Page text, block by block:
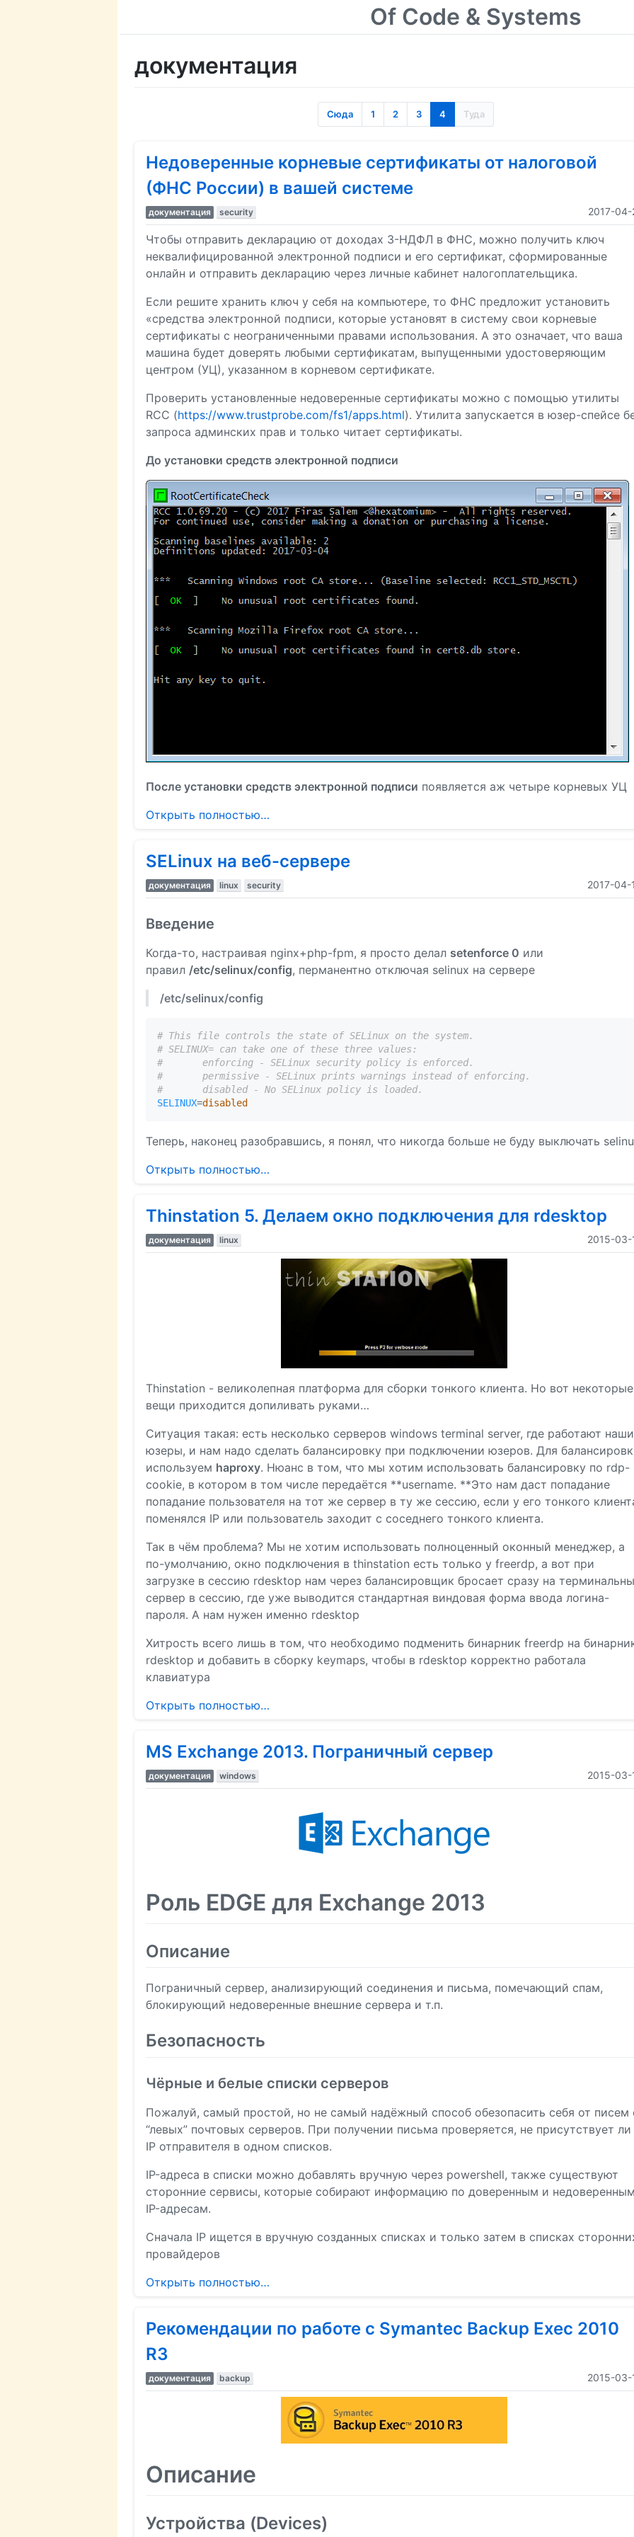
Of Code & Systems
документация
Сюда 1 2 3 4 Туда
Недоверенные корневые сертификаты от налоговой
(ФНС России) в вашей системе
документация security 2017-04-
Чтобы отправить декларацию от доходах 3-НДФЛ в ФНС, можно получить ключ
неквалифицированной электронной подписи и его сертификат, сформированные
онлайн и отправить декларацию через личные кабинет налогоплательщика.
Если решите хранить ключ у себя на компьютере, то ФНС предложит установить
«средства электронной подписи, которые установят в систему свои корневые
сертификаты с неограниченными правами использования. А это означает, что ваша
машина будет доверять любыми сертификатам, выпущенными удостоверяющим
центром (УЦ), указанном в корневом сертификате.
Проверить установленные недоверенные сертификаты можно с помощью утилиты
RCC (https://www.trustprobe.com/fs1/apps.html). Утилита запускается в юзер-спейсе
запроса админских прав и только читает сертификаты.
До установки средств электронной подписи
После установки средств электронной подписи появляется аж четыре корневых УЦ
Открыть полностью…
SELinux на веб-сервере
документация linux security 2017-04-
Введение
Когда-то, настраивая nginx+php-fpm, я просто делал setenforce 0 или
правил /etc/selinux/config, перманентно отключая selinux на сервере
/etc/selinux/config
# This file controls the state of SELinux on the system.
# SELINUX= can take one of these three values:
#       enforcing - SELinux security policy is enforced.
#       permissive - SELinux prints warnings instead of enforcing.
#       disabled - No SELinux policy is loaded.
SELINUX=disabled
Теперь, наконец разобравшись, я понял, что никогда больше не буду выключать
Открыть полностью…
Thinstation 5. Делаем окно подключения для rdesktop
документация linux 2015-03-
Thinstation - великолепная платформа для сборки тонкого клиента. Но вот некоторые
вещи приходится допиливать руками…
Ситуация такая: есть несколько серверов windows terminal server, где работают наши
юзеры, и нам надо сделать балансировку при подключении юзеров. Для
используем haproxy. Нюанс в том, что мы хотим использовать балансировку по rdp-
cookie, в котором в том числе передаётся **username. **Это нам даст попадание
попадание пользователя на тот же сервер в ту же сессию, если у его тонкого
поменялся IP или пользователь заходит с соседнего тонкого клиента.
Так в чём проблема? Мы не хотим использовать полноценный оконный менеджер, а
по-умолчанию, окно подключения в thinstation есть только у freerdp, а вот при
загрузке в сессию rdesktop нам через балансировщик бросает сразу на
сервер в сессию, где уже выводится стандартная виндовая форма ввода логина-
пароля. А нам нужен именно rdesktop
Хитрость всего лишь в том, что необходимо подменить бинарник freerdp на
rdesktop и добавить в сборку keymaps, чтобы в rdesktop корректно работала
клавиатура
Открыть полностью…
MS Exchange 2013. Пограничный сервер
документация windows 2015-03-
Роль EDGE для Exchange 2013
Описание
Пограничный сервер, анализирующий соединения и письма, помечающий спам,
блокирующий недоверенные внешние сервера и т.п.
Безопасность
Чёрные и белые списки серверов
Пожалуй, самый простой, но не самый надёжный способ обезопасить себя от писем
“левых” почтовых серверов. При получении письма проверяется, не присутствует ли
IP отправителя в одном списков.
IP-адреса в списки можно добавлять вручную через powershell, также существуют
сторонние сервисы, которые собирают информацию по доверенным и
IP-адресам.
Сначала IP ищется в вручную созданных списках и только затем в списках
провайдеров
Открыть полностью…
Рекомендации по работе с Symantec Backup Exec 2010
R3
документация backup 2015-03-
Описание
Устройства (Devices)